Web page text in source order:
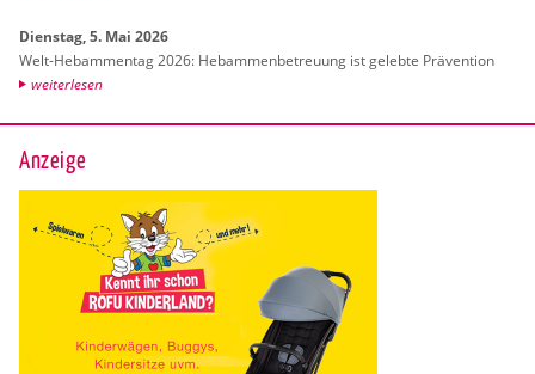
Diens­tag, 5. Mai 2026
Welt-Heb­am­men­tag 2026: Heb­am­men­be­treu­ung ist ge­leb­te Prä­ven­ti­on
wei­ter­le­sen
Anzeige